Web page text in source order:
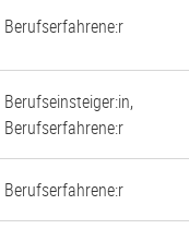
Berufserfahrene:r
Berufseinsteiger:in,
Berufserfahrene:r
Berufserfahrene:r